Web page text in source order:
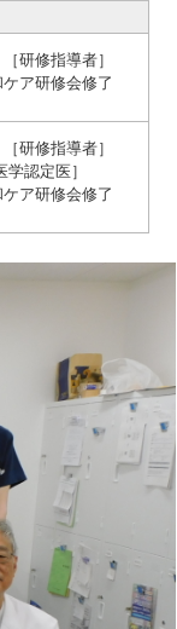
研修指導者］
ア研修会修了
研修指導者］
認定医］
ア研修会修了